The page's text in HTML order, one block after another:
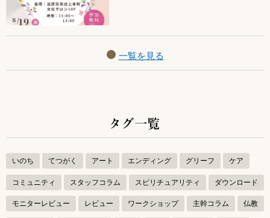
一覧を見る
タグ一覧
いのち てつがく アート エンディング グリーフ ケア
コミュニティ スタッフコラム スピリチュアリティ ダウンロード
モニターレビュー レビュー ワークショップ 主幹コラム 仏教